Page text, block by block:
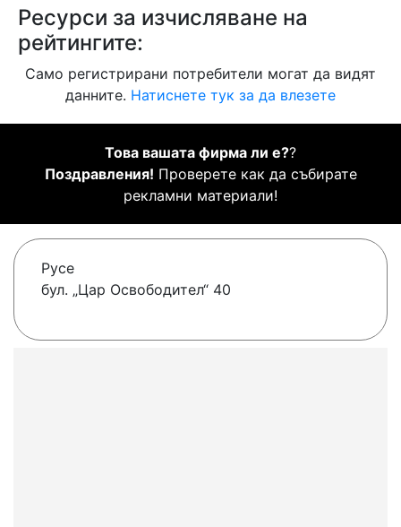
Ресурси за изчисляване на
рейтингите:
Само регистрирани потребители могат да видят
данните. Натиснете тук за да влезете
Това вашата фирма ли е??
Поздравления! Проверете как да събирате
рекламни материали!
Русе
бул. „Цар Освободител“ 40